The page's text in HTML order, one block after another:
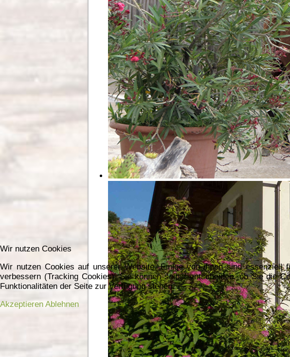
Wir nutzen Cookies
Wir nutzen Cookies auf unserer Website. Einige von ihnen sind
verbessern (Tracking Cookies). Sie können selbst entscheiden, ob Sie die
Funktionalitäten der Seite zur Verfügung stehen.
Akzeptieren Ablehnen